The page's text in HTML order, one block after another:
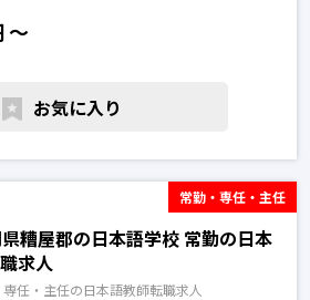
ニケーションをとりながら進めているため、
ランクのある方にとっても楽しく授業ができ
んご」です。
プンな環境なので自由なコミュニケーション
気づきがあります。学校見学も可能です。
完備しておりますので、パワーポイント、ワ
〜
お気に入り
常勤・専任・主任
糟屋郡の日本語学校 常勤の日本
求人
任・主任の日本語教師転職求人